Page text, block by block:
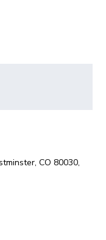
CO 80030,